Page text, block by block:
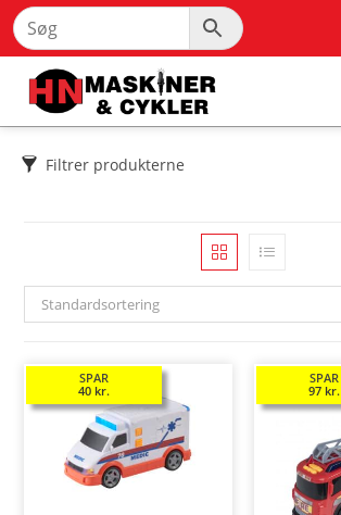
Filtrer produkterne
Standardsortering
SPAR
40 kr.
SPAR
97 kr.